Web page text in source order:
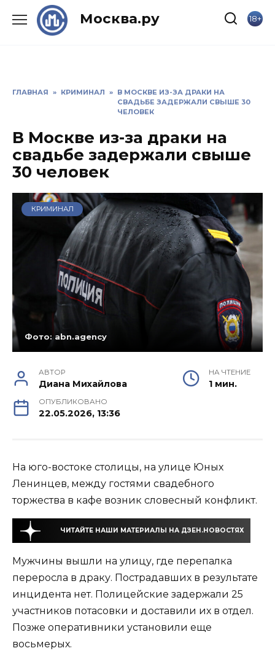
Москва.ру 18+
ГЛАВНАЯ » КРИМИНАЛ » В МОСКВЕ ИЗ-ЗА ДРАКИ НА
СВАДЬБЕ ЗАДЕРЖАЛИ СВЫШЕ 30
ЧЕЛОВЕК
В Москве из-за драки на
свадьбе задержали свыше
30 человек
КРИМИНАЛ
Фото: abn.agency
АВТОР
Диана Михайлова
НА ЧТЕНИЕ
1 мин.
ОПУБЛИКОВАНО
22.05.2026, 13:36
На юго-востоке столицы, на улице Юных
Ленинцев, между гостями свадебного
торжества в кафе возник словесный конфликт.
ЧИТАЙТЕ НАШИ МАТЕРИАЛЫ НА ДЗЕН.НОВОСТЯХ
Мужчины вышли на улицу, где перепалка
переросла в драку. Пострадавших в результате
инцидента нет. Полицейские задержали 25
участников потасовки и доставили их в отдел.
Позже оперативники установили еще
восьмерых.